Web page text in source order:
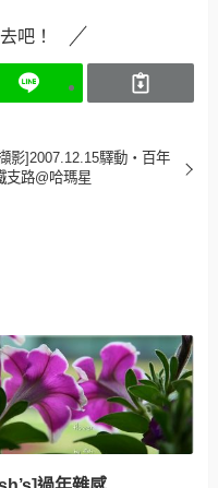
吧！
影]2007.12.15驛動‧百年
支路@哈瑪星